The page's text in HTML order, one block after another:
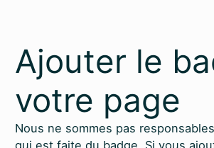
Ajouter le
votre page
Nous ne sommes pas